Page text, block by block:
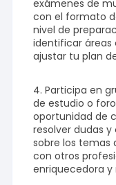
exámenes de
con el formato
nivel de
identificar áreas
ajustar tu plan
4. Participa en
de estudio o
oportunidad de
resolver dudas
sobre los temas
con otros
enriquecedora